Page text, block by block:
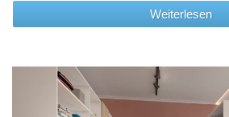
Weiterlesen